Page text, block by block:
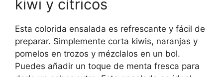
kiwi y cítricos
Esta colorida ensalada es refrescante y fácil de
preparar. Simplemente corta kiwis, naranjas y
pomelos en trozos y mézclalos en un bol.
Puedes añadir un toque de menta fresca para